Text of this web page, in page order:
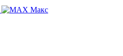
Макс